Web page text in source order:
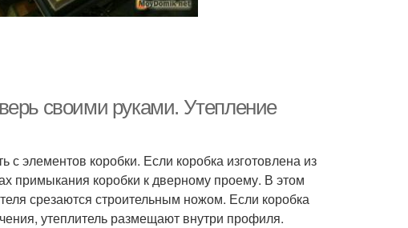
своими руками. Утепление
с элементов коробки. Если коробка изготовлена из
примыкания коробки к дверному проему. В этом
срезаются строительным ножом. Если коробка
утеплитель размещают внутри профиля.